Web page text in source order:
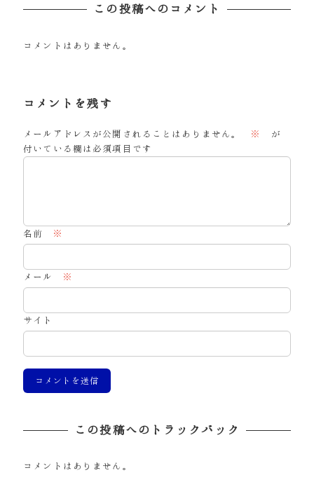
この投稿へのコメント
コメントはありません。
コメントを残す
メールアドレスが公開されることはありません。 ※
が
付いている欄は必須項目です
名前 ※
メール ※
サイト
この投稿へのトラックバック
コメントはありません。